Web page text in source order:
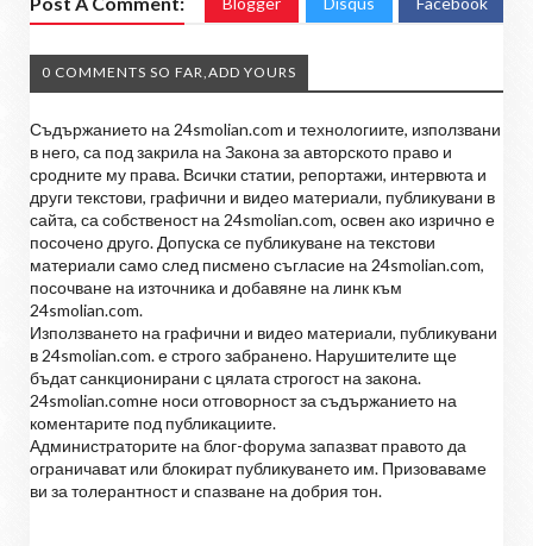
0 COMMENTS SO FAR,ADD YOURS
Съдържанието на 24smolian.com и технологиите, използвани
в него, са под закрила на Закона за авторското право и
сродните му права. Всички статии, репортажи, интервюта и
други текстови, графични и видео материали, публикувани в
сайта, са собственост на 24smolian.com, освен ако изрично е
посочено друго. Допуска се публикуване на текстови
материали само след писмено съгласие на 24smolian.com,
посочване на източника и добавяне на линк към
24smolian.com.
Използването на графични и видео материали, публикувани
в 24smolian.com. е строго забранено. Нарушителите ще
бъдат санкционирани с цялата строгост на закона.
24smolian.comне носи отговорност за съдържанието на
коментарите под публикациите.
Администраторите на блог-форума запазват правото да
ограничават или блокират публикуването им. Призоваваме
ви за толерантност и спазване на добрия тон.